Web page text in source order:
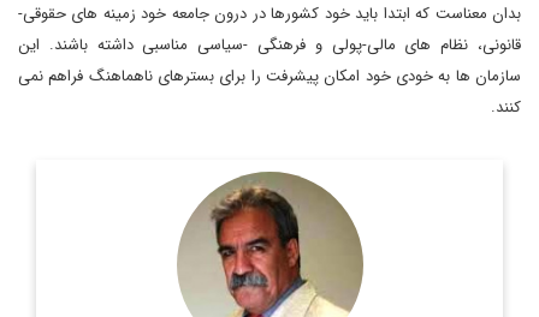
بدان معناست که ابتدا باید خود کشورها در درون جامعه خود زمینه های حقوقی-
قانونی، نظام های مالی-پولی و فرهنگی -سیاسی مناسبی داشته باشند. این
سازمان ها به خودی خود امکان پیشرفت را برای بسترهای ناهماهنگ فراهم نمی
کنند.
استادیار جغرافیای سیاسی، دانشکده مطالعات جهان دانشگاه تهران
اطلاعات بیشتر